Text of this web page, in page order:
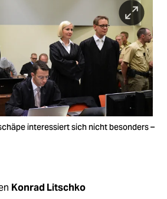
interessiert sich nicht besonders –
Konrad Litschko